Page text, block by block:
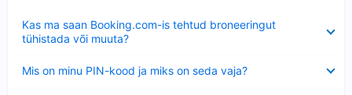
Kas ma saan Booking.com-is tehtud broneeringut
tühistada või muuta?
Mis on minu PIN-kood ja miks on seda vaja?